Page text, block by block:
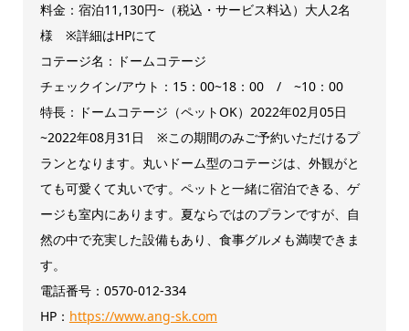
料金：宿泊11,130円~（税込・サービス料込）大人2名
様 ※詳細はHPにて
コテージ名：ドームコテージ
チェックイン/アウト：15：00~18：00 / ~10：00
特長：ドームコテージ（ペットOK）2022年02月05日
~2022年08月31日 ※この期間のみご予約いただけるプ
ランとなります。丸いドーム型のコテージは、外観がと
ても可愛くて丸いです。ペットと一緒に宿泊できる、ゲ
ージも室内にあります。夏ならではのプランですが、自
然の中で充実した設備もあり、食事グルメも満喫できま
す。
電話番号：0570-012-334
HP： https://www.ang-sk.com